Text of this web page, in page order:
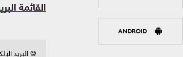
ANDROID
القائمة